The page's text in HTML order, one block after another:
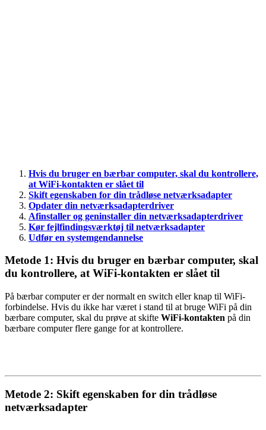
Hvis du bruger en bærbar computer, skal du kontrollere,
at WiFi-kontakten er slået til
Skift egenskaben for din trådløse netværksadapter
Opdater din netværksadapterdriver
Afinstaller og geninstaller din netværksadapterdriver
Kør fejlfindingsværktøj til netværksadapter
Udfør en systemgendannelse
Metode 1: Hvis du bruger en bærbar computer, skal
du kontrollere, at WiFi-kontakten er slået til
På bærbar computer er der normalt en switch eller knap til WiFi-
forbindelse. Hvis du ikke har været i stand til at bruge WiFi på din
bærbare computer, skal du prøve at skifte WiFi-kontakten på din
bærbare computer flere gange for at kontrollere.
Metode 2: Skift egenskaben for din trådløse
netværksadapter